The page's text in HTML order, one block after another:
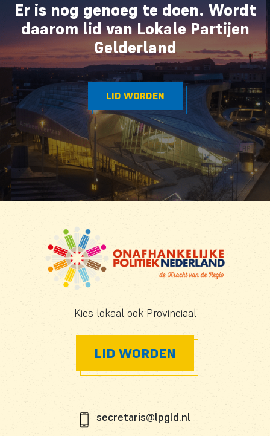
Er is nog genoeg te doen. Wordt
daarom lid vanLokale Partijen
Gelderland
LID WORDEN
Kies lokaal ook Provinciaal
LID WORDEN
secretaris@lpgld.nl